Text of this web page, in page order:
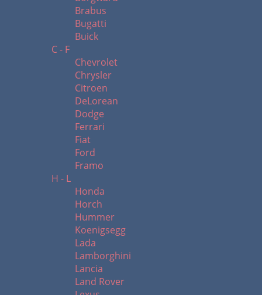
Brabus
Bugatti
Buick
C - F
Chevrolet
Chrysler
Citroen
DeLorean
Dodge
Ferrari
Fiat
Ford
Framo
H - L
Honda
Horch
Hummer
Koenigsegg
Lada
Lamborghini
Lancia
Land Rover